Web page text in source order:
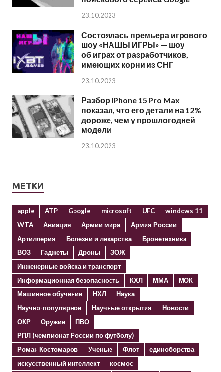
23.10.2023
Состоялась премьера игрового
шоу «НАШЫ ИГРЫ» — шоу
об играх от разработчиков,
имеющих корни из СНГ
23.10.2023
Разбор iPhone 15 Pro Max
показал, что его детали на 12%
дороже, чем у прошлогодней
модели
23.10.2023
МЕТКИ
apple ATP Google microsoft UFC
windows 11
WTA
Авиация Армии мира
Армия России
Артиллерия
Болезни и лекарства
Бронетехника
ВОЗ
Гаджеты Дроны
ЗОЖ
Инженерные войска и транспорт
Информационная безопасность
КХЛ ММА
МОК
Машинное обучение
НХЛ
Наука
Научно-популярное
Научные открытия
Новости
ОКР
Оружие
ПВО
РПЛ (чемпионат России по футболу)
Роман Костомаров
Ученые Флот
единоборства
искусственный интеллект
космос